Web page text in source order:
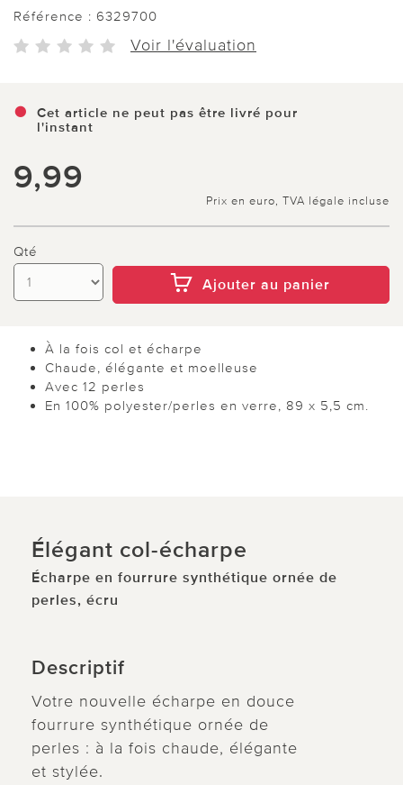
Référence : 6329700
Voir l'évaluation
Cet article ne peut pas être livré pour
l'instant
9,99
Prix en euro, TVA légale incluse
Qté
Ajouter au panier
À la fois col et écharpe
Chaude, élégante et moelleuse
Avec 12 perles
En 100% polyester/perles en verre, 89 x 5,5 cm.
Élégant col-écharpe
Écharpe en fourrure synthétique ornée de
perles, écru
Descriptif
Votre nouvelle écharpe en douce
fourrure synthétique ornée de
perles : à la fois chaude, élégante
et stylée.